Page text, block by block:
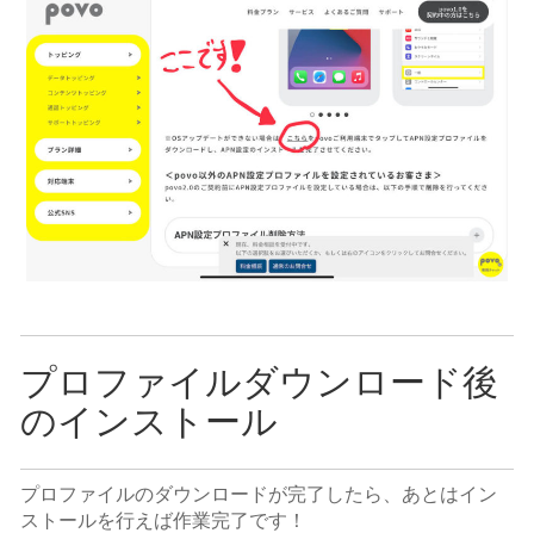
プロファイルダウンロード後
のインストール
プロファイルのダウンロードが完了したら、あとはイン
ストールを行えば作業完了です！